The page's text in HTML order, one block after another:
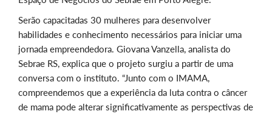
Serão capacitadas 30 mulheres para desenvolver
habilidades e conhecimento necessários para iniciar uma
jornada empreendedora. Giovana Vanzella, analista do
Sebrae RS, explica que o projeto surgiu a partir de uma
conversa com o instituto. “Junto com o IMAMA,
compreendemos que a experiência da luta contra o câncer
de mama pode alterar significativamente as perspectivas de